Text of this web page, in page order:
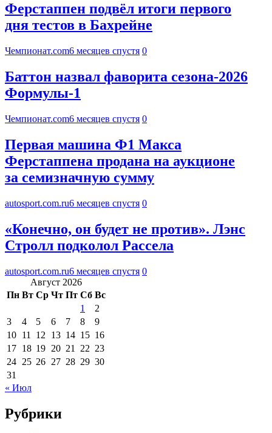
Ферстаппен подвёл итоги первого
дня тестов в Бахрейне
Чемпионат.com6 месяцев спустя 0
Баттон назвал фаворита сезона-2026
Формулы-1
Чемпионат.com6 месяцев спустя 0
Первая машина Ф1 Макса
Ферстаппена продана на аукционе
за семизначную сумму
autosport.com.ru6 месяцев спустя 0
«Конечно, он будет не против». Лэнс
Стролл подколол Рассела
autosport.com.ru6 месяцев спустя 0
Август 2026
Пн Вт Ср Чт Пт Сб Вс
1
2
3
4 5 6 7 8
9
10 11 12 13 14 15 16
17 18 19 20 21 22 23
24 25 26 27 28 29 30
31
« Июл
Рубрики